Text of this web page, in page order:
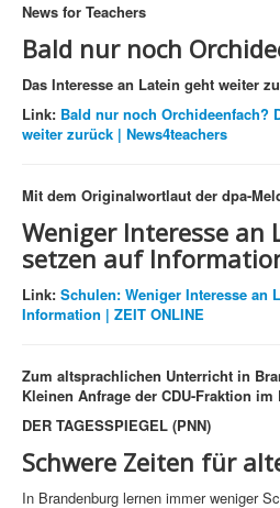
News for Teachers
Bald nur noch
Das Interesse an Latein geht weiter
Link: Bald nur noch Orchideenfach?
weiter zurück | News4teachers
Mit dem Originalwortlaut der dpa-
Weniger Interesse an
setzen auf
Link: Schulen: Weniger Interesse an
Information | ZEIT ONLINE
Zum altsprachlichen Unterricht in
Kleinen Anfrage der CDU-Fraktion
DER TAGESSPIEGEL (PNN)
Schwere Zeiten für
In Brandenburg lernen immer weniger